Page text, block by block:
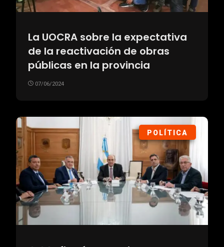
La UOCRA sobre la expectativa
de la reactivación de obras
públicas en la provincia
07/06/2024
POLÍTICA